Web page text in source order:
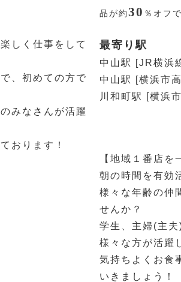
しく仕事をして
、初めての方で
みなさんが活躍
おります！
品が約30 ％ オフ
最寄り駅
中山駅 [JR横浜
中山駅 [横浜市
川和町駅 [横浜
【地域１番店を
朝の時間を有効
様々な年齢の仲
せんか？
学生、主婦(主夫
様々な方が活躍
気持ちよくお食
いきましょう！